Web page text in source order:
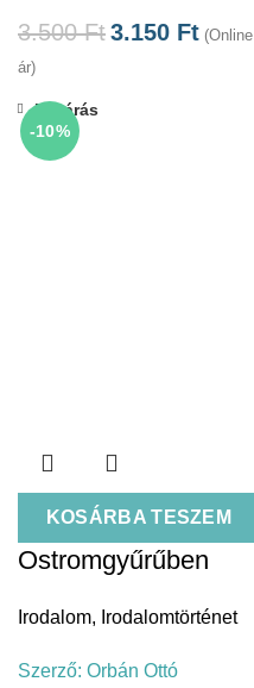
3.500Ft3.150 Ft (Online
ár)
-10%
KOSÁRBA TESZEM
Bezárás
Ostromgyűrűben
Irodalom, Irodalomtörténet
Szerző: Orbán Ottó